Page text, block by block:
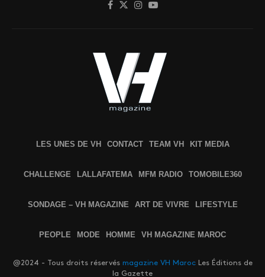
LES UNES DE VH CONTACT TEAM VH KIT MEDIA
CHALLENGE LALLAFATEMA MFM RADIO TOMOBILE360
SONDAGE – VH MAGAZINE ART DE VIVRE LIFESTYLE
PEOPLE MODE HOMME VH MAGAZINE MAROC
@2024 - Tous droits réservés magazine VH MarocLes Éditions de
la Gazette